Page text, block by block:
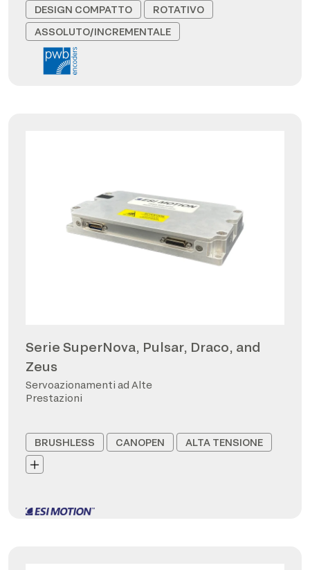
DESIGN COMPATTO
ROTATIVO
ASSOLUTO/INCREMENTALE
Serie SuperNova, Pulsar, Draco, and
Zeus
Servoazionamenti ad Alte
Prestazioni
BRUSHLESS CANOPEN ALTA TENSIONE